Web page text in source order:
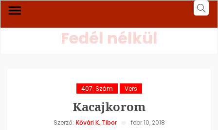
Fedél nélkül
407. Szám Vers
Kacajkorom
Szerző: Kővári K. Tibor febr 10, 2018